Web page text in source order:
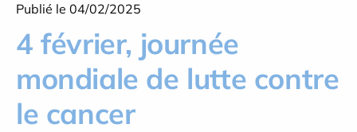
Publié le 04/02/2025
4 février, journée
mondiale de lutte contre
le cancer